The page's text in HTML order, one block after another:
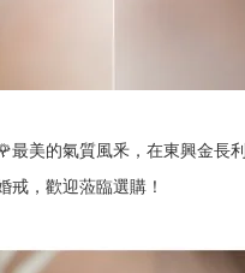
最美的氣質風釆，在東興金長
戒，歡迎蒞臨選購！